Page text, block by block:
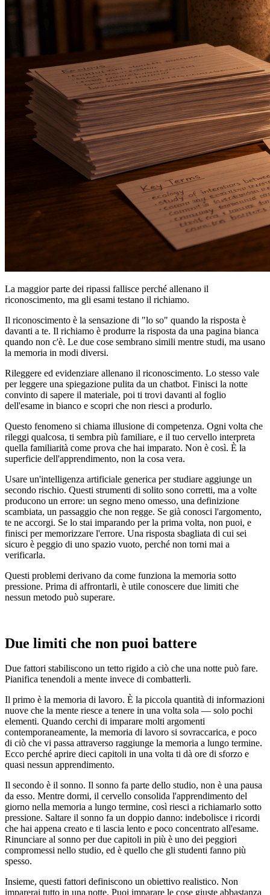
La maggior parte dei ripassi fallisce perché allenano il
riconoscimento, ma gli esami testano il richiamo.
Il riconoscimento è la sensazione di "lo so" quando la risposta è
davanti a te. Il richiamo è produrre la risposta da una pagina bianca
quando non c'è. Le due cose sembrano simili mentre studi, ma usano
la memoria in modi diversi.
Rileggere ed evidenziare allenano il riconoscimento. Lo stesso vale
per leggere una spiegazione pulita da un chatbot. Finisci la notte
convinto di sapere il materiale, poi ti trovi davanti al foglio
dell'esame in bianco e scopri che non riesci a produrlo.
Questo fenomeno si chiama illusione di competenza. Ogni volta che
rileggi qualcosa, ti sembra più familiare, e il tuo cervello interpreta
quella familiarità come prova che hai imparato. Non è così. È la
superficie dell'apprendimento, non la cosa vera.
Usare un'intelligenza artificiale generica per studiare aggiunge un
secondo rischio. Questi strumenti di solito sono corretti, ma a volte
producono un errore: un segno meno omesso, una definizione
scambiata, un passaggio che non regge. Se già conosci l'argomento,
te ne accorgi. Se lo stai imparando per la prima volta, non puoi, e
finisci per memorizzare l'errore. Una risposta sbagliata di cui sei
sicuro è peggio di uno spazio vuoto, perché non torni mai a
verificarla.
Questi problemi derivano da come funziona la memoria sotto
pressione. Prima di affrontarli, è utile conoscere due limiti che
nessun metodo può superare.
Due limiti che non puoi battere
Due fattori stabiliscono un tetto rigido a ciò che una notte può fare.
Pianifica tenendoli a mente invece di combatterli.
Il primo è la memoria di lavoro. È la piccola quantità di informazioni
nuove che la mente riesce a tenere in una volta sola — solo pochi
elementi. Quando cerchi di imparare molti argomenti
contemporaneamente, la memoria di lavoro si sovraccarica, e poco
di ciò che vi passa attraverso raggiunge la memoria a lungo termine.
Ecco perché aprire dieci capitoli in una volta ti dà ore di sforzo e
quasi nessun apprendimento.
Il secondo è il sonno. Il sonno fa parte dello studio, non è una pausa
da esso. Mentre dormi, il cervello consolida l'apprendimento del
giorno nella memoria a lungo termine, così riesci a richiamarlo sotto
pressione. Saltare il sonno fa un doppio danno: indebolisce i ricordi
che hai appena creato e ti lascia lento e poco concentrato all'esame.
Rinunciare al sonno per due capitoli in più è uno dei peggiori
compromessi nello studio, ed è quello che gli studenti fanno più
spesso.
Insieme, questi fattori definiscono un obiettivo realistico. Non
imparerai tutto in una notte. Puoi imparare le cose giuste abbastanza